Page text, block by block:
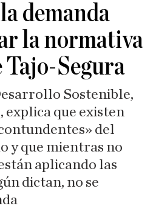
demanda
la normativa
Tajo-Segura
Sostenible,
explica que existen
del
y que mientras no
aplicando las
dictan, no se